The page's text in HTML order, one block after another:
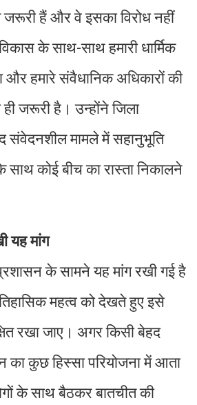
हैं और वे इसका विरोध नहीं
के साथ-साथ हमारी धार्मिक
और हमारे संवैधानिक अधिकारों की
ही जरूरी है। उन्होंने जिला
संवेदनशील मामले में सहानुभूति
कोई बीच का रास्ता निकालने
यह मांग
के सामने यह मांग रखी गई है
महत्व को देखते हुए इसे
रखा जाए। अगर किसी बेहद
कुछ हिस्सा परियोजना में आता
के साथ बैठकर बातचीत की